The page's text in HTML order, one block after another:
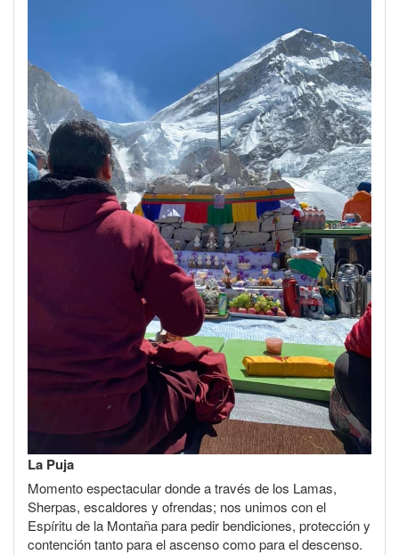
La Puja
Momento espectacular donde a través de los Lamas,
Sherpas, escaldores y ofrendas; nos unimos con el
Espíritu de la Montaña para pedir bendiciones, protección y
contención tanto para el ascenso como para el descenso.